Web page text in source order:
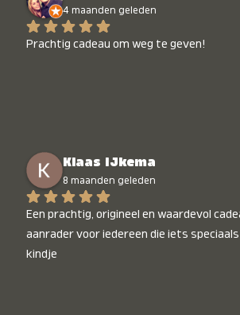
4 maanden geleden
Prachtig cadeau om weg te geven!
Klaas IJkema
8 maanden geleden
Een prachtig, origineel en waardevol
aanrader voor iedereen die iets
kindje